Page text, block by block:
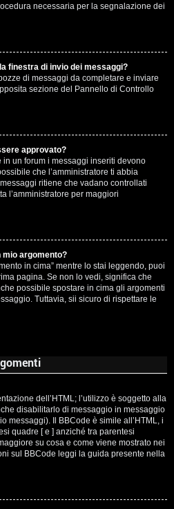
necessaria per la segnalazione dei
finestra di invio dei messaggi?
di messaggi da completare e inviare
sezione del Pannello di Controllo
approvato?
in un forum i messaggi inseriti devono
che l’amministratore ti abbia
ritiene che vadano controllati
l’amministratore per maggiori
mio argomento?
in cima” mentre lo stai leggendo, puoi
pagina. Se non lo vedi, significa che
possibile spostare in cima gli argomenti
Tuttavia, sii sicuro di rispettare le
dell’HTML; l’utilizzo è soggetto alla
disabilitarlo di messaggio in messaggio
messaggi). Il BBCode è simile all’HTML, i
quadre [ e ] anziché tra parentesi
su cosa e come viene mostrato nei
sul BBCode leggi la guida presente nella